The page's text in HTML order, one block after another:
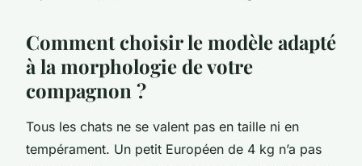
Comment choisir le modèle adapté
à la morphologie de votre
compagnon ?
Tous les chats ne se valent pas en taille ni en
tempérament. Un petit Européen de 4 kg n’a pas